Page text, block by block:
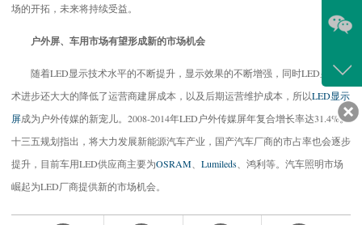
场的开拓，未来将持续受益。
户外屏、车用市场有望形成新的市场机会
随着LED显示技术水平的不断提升，显示效果的不断增强，同时LED显示技
术进步还大大的降低了运营商建屏成本，以及后期运营维护成本，所以LED显示
屏成为户外传媒的新宠儿。2008-2014年LED户外传媒屏年复合增长率达31.4%。
十三五规划指出，将大力发展新能源汽车产业，国产汽车厂商的市占率也会逐步
提升，目前车用LED供应商主要为OSRAM Lumileds 、鸿利等。汽车照明市场
崛起为LED厂商提供新的市场机会。
客